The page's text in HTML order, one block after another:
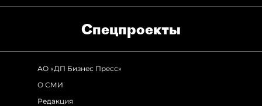
Спец­проекты
АО «ДП Бизнес Пресс»
О СМИ
Редакция